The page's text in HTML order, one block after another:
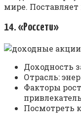
мире.
14. «Россети»
Доходность
Отрасль:
Факторы
Посмотреть